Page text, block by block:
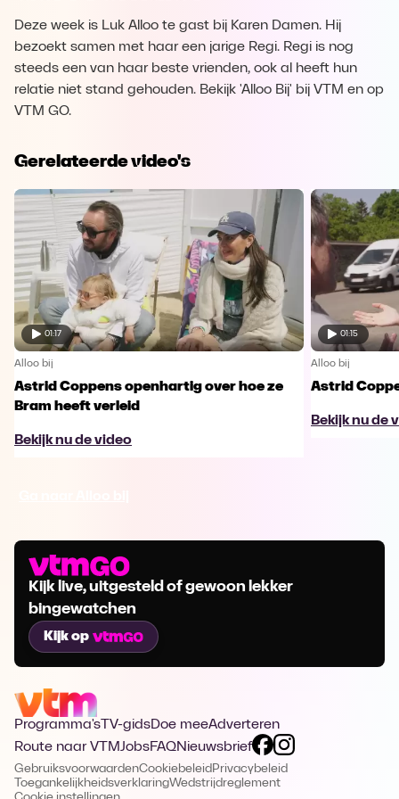
Deze week is Luk Alloo te gast bij Karen Damen. Hij
bezoekt samen met haar een jarige Regi. Regi is nog
steeds een van haar beste vrienden, ook al heeft hun
relatie niet stand gehouden. Bekijk 'Alloo Bij' bij VTM en op
VTM GO.
Gerelateerde video's
01:17
Alloo bij
Astrid Coppens openhartig over hoe ze
Bram heeft verleid
Bekijk nu de video
01:15
Alloo bij
Astrid
Bekijk nu de
Kijk live, uitgesteld of gewoon lekker
bingewatchen
Kijk op
Programma's TV-gidsDoe meeAdverteren
Route naar VTMJobsFAQNieuwsbrief
GebruiksvoorwaardenCookiebeleid Privacybeleid
ToegankelijkheidsverklaringWedstrijdreglement